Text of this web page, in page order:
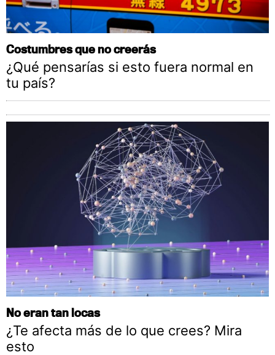
Costumbres que no creerás
¿Qué pensarías si esto fuera normal en
tu país?
No eran tan locas
¿Te afecta más de lo que crees? Mira
esto